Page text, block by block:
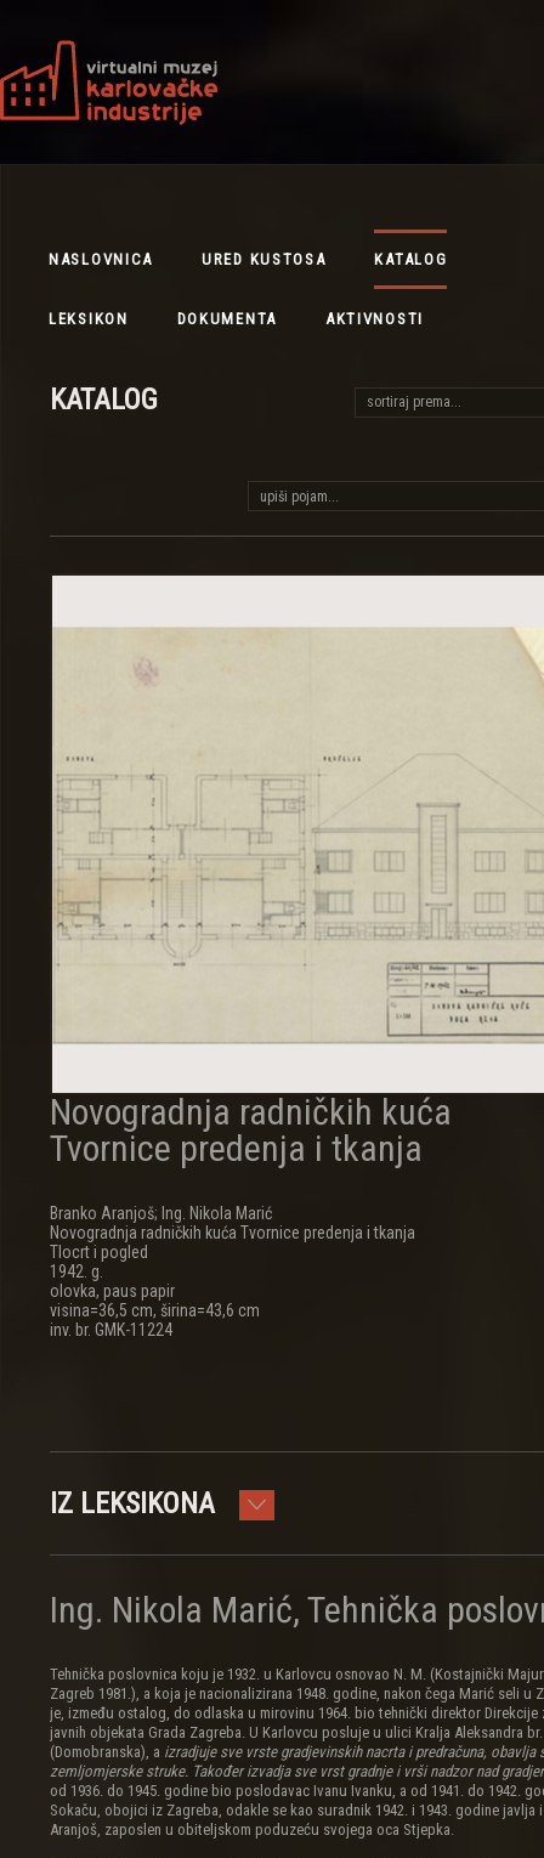
NASLOVNICA URED KUSTOSA KATALOG
LEKSIKON DOKUMENTA AKTIVNOSTI
KATALOG sortiraj prema...
Novogradnja radničkih kuća
Tvornice predenja i tkanja
Branko Aranjoš; Ing. Nikola Marić
Novogradnja radničkih kuća Tvornice predenja i tkanja
Tlocrt i pogled
1942. g.
olovka, paus papir
visina=36,5 cm, širina=43,6 cm
inv. br. GMK-11224
IZ LEKSIKONA
Ing. Nikola Marić, Tehnička
Tehnička poslovnica koju je 1932. u Karlovcu osnovao N. M. (Kostajnički
Zagreb 1981.), a koja je nacionalizirana 1948. godine, nakon čega Marić seli u
je, između ostalog, do odlaska u mirovinu 1964. bio tehnički direktor Direkcije
javnih objekata Grada Zagreba. U Karlovcu posluje u ulici Kralja Aleksandra
(Domobranska), a izradjuje sve vrste gradjevinskih nacrta i predračuna, obavlja
zemljomjerske struke. Također izvadja sve vrst gradnje i vrši nadzor nad
od 1936. do 1945. godine bio poslodavac Ivanu Ivanku, a od 1941. do 1942.
Sokaču, obojici iz Zagreba, odakle se kao suradnik 1942. i 1943. godine javlja
Aranjoš, zaposlen u obiteljskom poduzeću svojega oca Stjepka.